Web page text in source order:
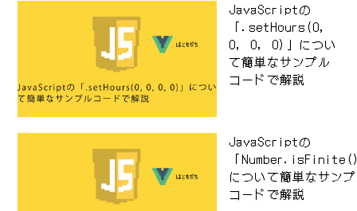
JavaScriptの
「.setHours(0,
0, 0, 0)」につい
て簡単なサンプル
コードで解説
JavaScriptの
「
について簡単なサン
コードで解説